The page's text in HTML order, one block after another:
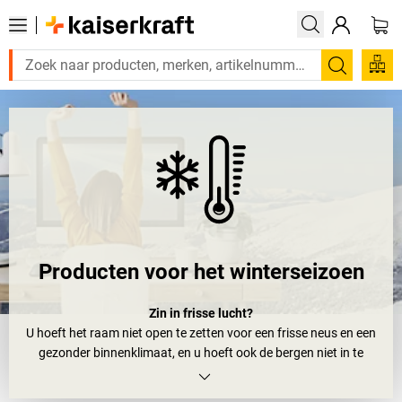
Zoeken
Producten voor het winterseizoen
Zin in frisse lucht?
U hoeft het raam niet open te zetten voor een frisse neus en een
gezonder binnenklimaat, en u hoeft ook de bergen niet in te
trekken. Met onze producten voor het winterseizoen haalt u de